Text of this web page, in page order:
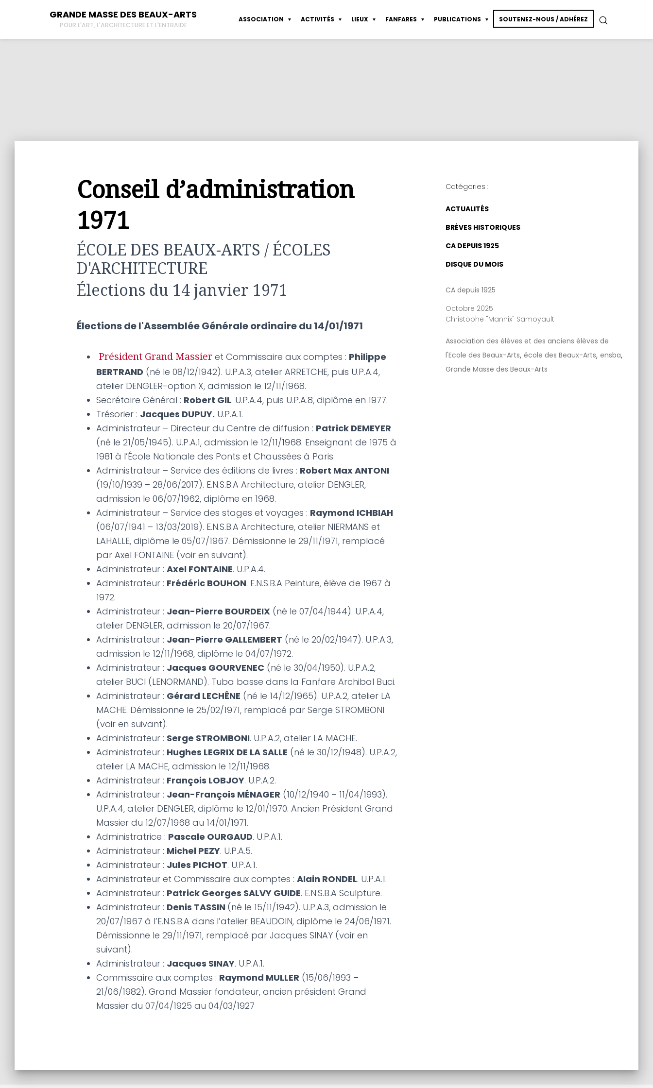
GRANDE MASSE DES BEAUX-ARTS
POUR L'ART, L'ARCHITECTURE ET L'ENTRAIDE
ASSOCIATION ACTIVITÉS LIEUX FANFARES PUBLICATIONS SOUTENEZ-NOUS / ADHÉREZ
Conseil d’administration
1971
ÉCOLE DES BEAUX-ARTS / ÉCOLES
D'ARCHITECTURE
Élections du 14 janvier 1971
Élections de l'Assemblée Générale ordinaire du 14/01/1971
Président Grand Massieret Commissaire aux comptes : Philippe
BERTRAND (né le 08/12/1942). U.P.A.3, atelier ARRETCHE, puis U.P.A.4,
atelier DENGLER-option X, admission le 12/11/1968.
Secrétaire Général : Robert GIL. U.P.A.4, puis U.P.A.8, diplôme en 1977.
Trésorier : Jacques DUPUY. U.P.A.1.
Administrateur – Directeur du Centre de diffusion : Patrick DEMEYER
(né le 21/05/1945). U.P.A.1, admission le 12/11/1968. Enseignant de 1975 à
1981 à l’École Nationale des Ponts et Chaussées à Paris.
Administrateur – Service des éditions de livres : Robert Max ANTONI
(19/10/1939 – 28/06/2017). E.N.S.B.A Architecture, atelier DENGLER,
admission le 06/07/1962, diplôme en 1968.
Administrateur – Service des stages et voyages : Raymond ICHBIAH
(06/07/1941 – 13/03/2019). E.N.S.B.A Architecture, atelier NIERMANS et
LAHALLE, diplôme le 05/07/1967. Démissionne le 29/11/1971, remplacé
par Axel FONTAINE (voir en suivant).
Administrateur : Axel FONTAINE. U.P.A.4.
Administrateur : Frédéric BOUHON. E.N.S.B.A Peinture, élève de 1967 à
1972.
Administrateur : Jean-Pierre BOURDEIX(né le 07/04/1944). U.P.A.4,
atelier DENGLER, admission le 20/07/1967.
Administrateur : Jean-Pierre GALLEMBERT (né le 20/02/1947). U.P.A.3,
admission le 12/11/1968, diplôme le 04/07/1972.
Administrateur : Jacques GOURVENEC(né le 30/04/1950). U.P.A.2,
atelier BUCI (LENORMAND). Tuba basse dans la Fanfare Archibal Buci.
Administrateur : Gérard LECHÊNE (né le 14/12/1965). U.P.A.2, atelier LA
MACHE. Démissionne le 25/02/1971, remplacé par Serge STROMBONI
(voir en suivant).
Administrateur : Serge STROMBONI. U.P.A.2, atelier LA MACHE.
Administrateur : Hughes LEGRIX DE LA SALLE (né le 30/12/1948). U.P.A.2,
atelier LA MACHE, admission le 12/11/1968.
Administrateur : François LOBJOY. U.P.A.2.
Administrateur : Jean-François MÉNAGER (10/12/1940 – 11/04/1993).
U.P.A.4, atelier DENGLER, diplôme le 12/01/1970. Ancien Président Grand
Massier du 12/07/1968 au 14/01/1971.
Administratrice : Pascale OURGAUD. U.P.A.1.
Administrateur : Michel PEZY. U.P.A.5.
Administrateur : Jules PICHOT. U.P.A.1.
Administrateur et Commissaire aux comptes : Alain RONDEL. U.P.A.1.
Administrateur : Patrick Georges SALVY GUIDE. E.N.S.B.A Sculpture.
Administrateur : Denis TASSIN (né le 15/11/1942). U.P.A.3, admission le
20/07/1967 à l’E.N.S.B.A dans l’atelier BEAUDOIN, diplôme le 24/06/1971.
Démissionne le 29/11/1971, remplacé par Jacques SINAY (voir en
suivant).
Administrateur : Jacques SINAY. U.P.A.1.
Commissaire aux comptes : Raymond MULLER (15/06/1893 –
21/06/1982). Grand Massier fondateur, ancien président Grand
Massier du 07/04/1925 au 04/03/1927
Catégories :
ACTUALITÉS
BRÈVES HISTORIQUES
CA DEPUIS 1925
DISQUE DU MOIS
CA depuis 1925
Octobre 2025
Christophe "Mannix" Samoyault
Association des élèves et des anciens élèves de
l'Ecole des Beaux-Arts, école des Beaux-Arts, ensba,
Grande Masse des Beaux-Arts